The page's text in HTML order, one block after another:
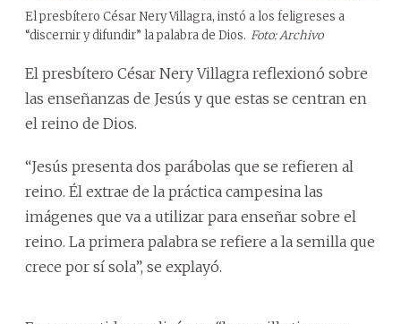
El presbítero César Nery Villagra, instó a los feligreses a
“discernir y difundir” la palabra de Dios. Foto: Archivo
El presbítero César Nery Villagra reflexionó sobre
las enseñanzas de Jesús y que estas se centran en
el reino de Dios.
“Jesús presenta dos parábolas que se refieren al
reino. Él extrae de la práctica campesina las
imágenes que va a utilizar para enseñar sobre el
reino. La primera palabra se refiere a la semilla que
crece por sí sola”, se explayó.